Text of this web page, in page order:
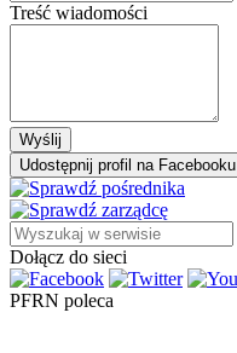
Treść wiadomości
Wyślij
Udostępnij profil na Facebooku
Dołącz do sieci
PFRN poleca